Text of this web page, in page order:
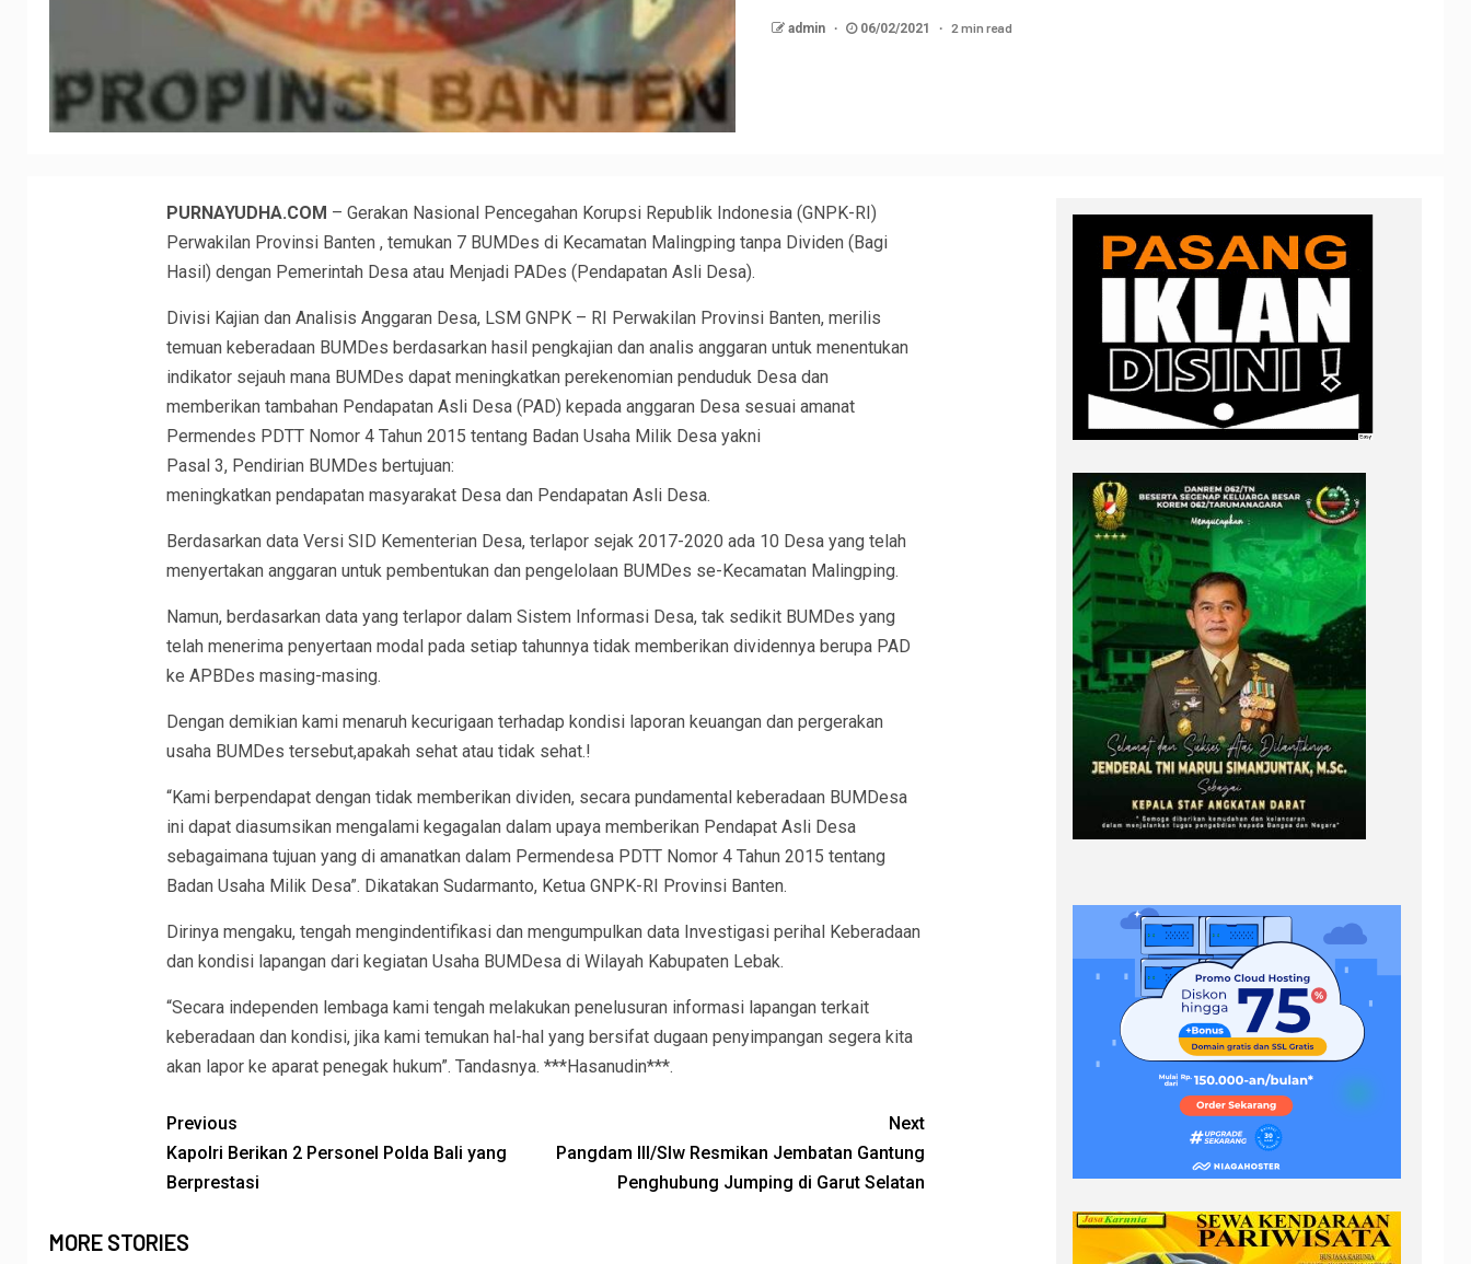
admin 06/02/2021 2 min read
PURNAYUDHA.COM – Gerakan Nasional Pencegahan Korupsi Republik Indonesia (GNPK-RI)
Perwakilan Provinsi Banten , temukan 7 BUMDes di Kecamatan Malingping tanpa Dividen (Bagi
Hasil) dengan Pemerintah Desa atau Menjadi PADes (Pendapatan Asli Desa).
Divisi Kajian dan Analisis Anggaran Desa, LSM GNPK – RI Perwakilan Provinsi Banten, merilis
temuan keberadaan BUMDes berdasarkan hasil pengkajian dan analis anggaran untuk menentukan
indikator sejauh mana BUMDes dapat meningkatkan perekenomian penduduk Desa dan
memberikan tambahan Pendapatan Asli Desa (PAD) kepada anggaran Desa sesuai amanat
Permendes PDTT Nomor 4 Tahun 2015 tentang Badan Usaha Milik Desa yakni
Pasal 3, Pendirian BUMDes bertujuan:
meningkatkan pendapatan masyarakat Desa dan Pendapatan Asli Desa.
Berdasarkan data Versi SID Kementerian Desa, terlapor sejak 2017-2020 ada 10 Desa yang telah
menyertakan anggaran untuk pembentukan dan pengelolaan BUMDes se-Kecamatan Malingping.
Namun, berdasarkan data yang terlapor dalam Sistem Informasi Desa, tak sedikit BUMDes yang
telah menerima penyertaan modal pada setiap tahunnya tidak memberikan dividennya berupa PAD
ke APBDes masing-masing.
Dengan demikian kami menaruh kecurigaan terhadap kondisi laporan keuangan dan pergerakan
usaha BUMDes tersebut,apakah sehat atau tidak sehat.!
“Kami berpendapat dengan tidak memberikan dividen, secara pundamental keberadaan BUMDesa
ini dapat diasumsikan mengalami kegagalan dalam upaya memberikan Pendapat Asli Desa
sebagaimana tujuan yang di amanatkan dalam Permendesa PDTT Nomor 4 Tahun 2015 tentang
Badan Usaha Milik Desa”. Dikatakan Sudarmanto, Ketua GNPK-RI Provinsi Banten.
Dirinya mengaku, tengah mengindentifikasi dan mengumpulkan data Investigasi perihal Keberadaan
dan kondisi lapangan dari kegiatan Usaha BUMDesa di Wilayah Kabupaten Lebak.
“Secara independen lembaga kami tengah melakukan penelusuran informasi lapangan terkait
keberadaan dan kondisi, jika kami temukan hal-hal yang bersifat dugaan penyimpangan segera kita
akan lapor ke aparat penegak hukum”. Tandasnya. ***Hasanudin***.
Previous
Kapolri Berikan 2 Personel Polda Bali yang
Berprestasi
Next
Pangdam III/Slw Resmikan Jembatan Gantung
Penghubung Jumping di Garut Selatan
MORE STORIES